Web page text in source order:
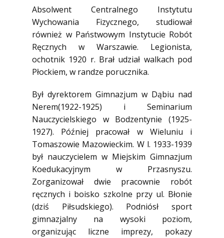
Absolwent Centralnego Instytutu
Wychowania Fizycznego, studiował
również w Państwowym Instytucie Robót
Ręcznych w Warszawie. Legionista,
ochotnik 1920 r. Brał udział walkach pod
Płockiem, w randze porucznika.
Był dyrektorem Gimnazjum w Dąbiu nad
Nerem(1922-1925) i Seminarium
Nauczycielskiego w Bodzentynie (1925-
1927). Później pracował w Wieluniu i
Tomaszowie Mazowieckim. W l. 1933-1939
był nauczycielem w Miejskim Gimnazjum
Koedukacyjnym w Przasnyszu.
Zorganizował dwie pracownie robót
ręcznych i boisko szkolne przy ul. Błonie
(dziś Piłsudskiego). Podniósł sport
gimnazjalny na wysoki poziom,
organizując liczne imprezy, pokazy